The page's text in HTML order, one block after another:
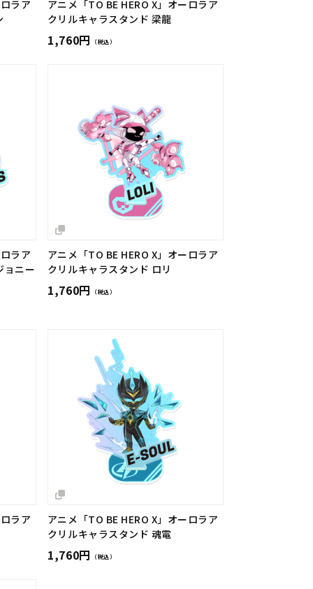
ラア
アニメ「TO BE HERO X」オーロラア
クリルキャラスタンド 梁龍
1,760円 （税込）
ラア
ョニー
アニメ「TO BE HERO X」オーロラア
クリルキャラスタンド ロリ
1,760円 （税込）
ラア
アニメ「TO BE HERO X」オーロラア
クリルキャラスタンド 魂電
1,760円 （税込）